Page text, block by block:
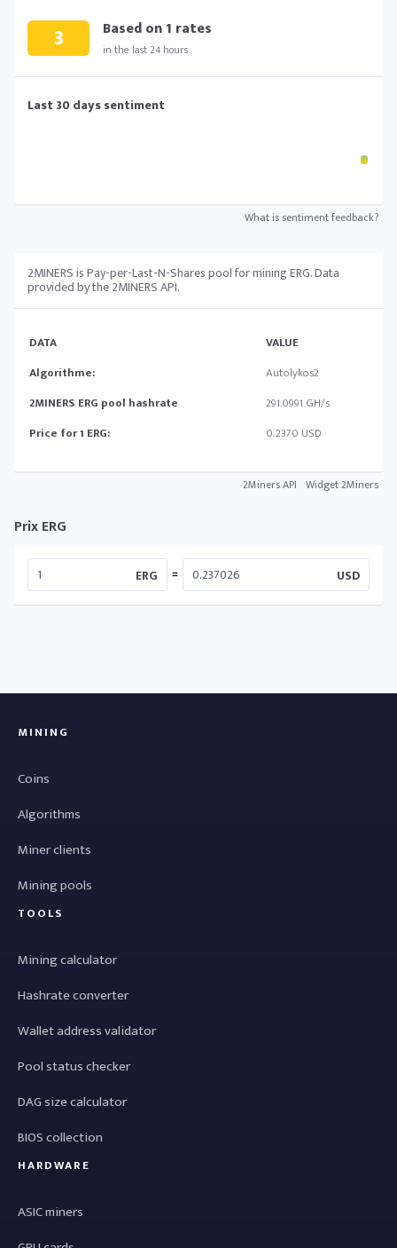
3 Based on1 rates
in the last 24 hours
Last 30 days sentiment
What is sentiment feedback?
2MINERS is Pay-per-Last-N-Shares pool for mining ERG. Data
provided by the 2MINERS API.
DATA
VALUE
Algorithme:
Autolykos2
2MINERS ERG pool hashrate
291.0991 GH/s
Price for 1 ERG:
0.2370 USD
2Miners API Widget 2Miners
Prix ERG
ERG = USD
MINING
Coins
Algorithms
Miner clients
Mining pools
TOOLS
Mining calculator
Hashrate converter
Wallet address validator
Pool status checker
DAG size calculator
BIOS collection
HARDWARE
ASIC miners